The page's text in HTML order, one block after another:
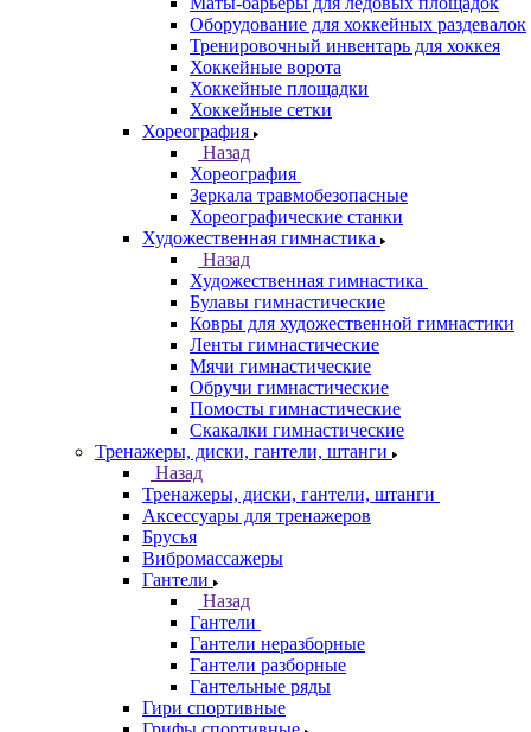
Оборудование для хоккейных раздевалок
Тренировочный инвентарь для хоккея
Хоккейные ворота
Хоккейные площадки
Хоккейные сетки
Хореография
Назад
Хореография
Зеркала травмобезопасные
Хореографические станки
Художественная гимнастика
Назад
Художественная гимнастика
Булавы гимнастические
Ковры для художественной гимнастики
Ленты гимнастические
Мячи гимнастические
Обручи гимнастические
Помосты гимнастические
Скакалки гимнастические
Тренажеры, диски, гантели, штанги
Назад
Тренажеры, диски, гантели, штанги
Аксессуары для тренажеров
Брусья
Вибромассажеры
Гантели
Назад
Гантели
Гантели неразборные
Гантели разборные
Гантельные ряды
Гири спортивные